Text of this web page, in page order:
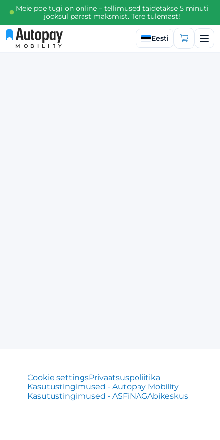
Meie poe tugi on online – tellimused täidetakse 5 minuti
jooksul pärast maksmist. Tere tulemast!
MOBILITY
Valige keel
Eesti
Cookie settingsPrivaatsuspoliitika
Kasutustingimused - Autopay Mobility
Kasutustingimused - ASFiNAGAbikeskus